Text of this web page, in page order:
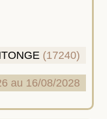
(17240)
au 16/08/2028